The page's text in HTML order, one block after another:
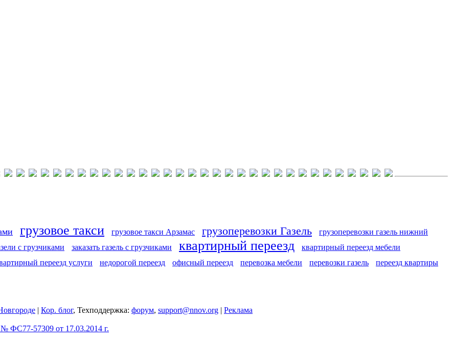
грузовое такси грузовое такси Арзамас грузоперевозки Газель
грузоперевозки газель нижний
с грузчиками заказать газель с грузчиками квартирный переезд квартирный переезд мебели
переезд услуги недорогой переезд офисный переезд перевозка мебели перевозки газель переезд квартиры
| Кор. блог, Техподдержка: форум, support@nnov.org | Реклама
ФС77-57309 от 17.03.2014 г.